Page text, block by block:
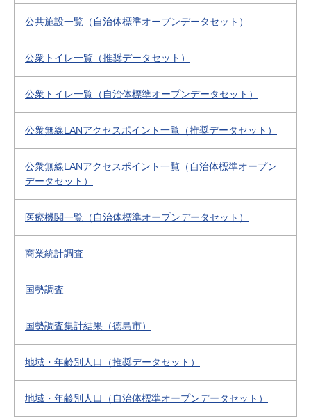
公共施設一覧（自治体標準オープンデータセット）
公衆トイレ一覧（推奨データセット）
公衆トイレ一覧（自治体標準オープンデータセット）
公衆無線LANアクセスポイント一覧（推奨データセット）
公衆無線LANアクセスポイント一覧（自治体標準オープン
データセット）
医療機関一覧（自治体標準オープンデータセット）
商業統計調査
国勢調査
国勢調査集計結果（徳島市）
地域・年齢別人口（推奨データセット）
地域・年齢別人口（自治体標準オープンデータセット）